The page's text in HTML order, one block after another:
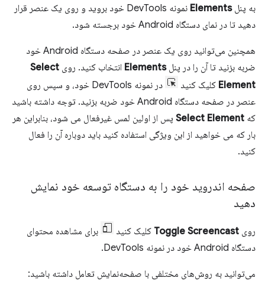
به پنلElements
نمونه DevTools خود بروید و روی یک عنصر قرار
دهید تا در نمای دستگاه Android خود برجسته شود.
همچنین می‌توانید روی یک عنصر در صفحه دستگاه Android خود
ضربه بزنید تا آن را در پنلElements انتخاب کنید. روی Select
Element کلیک کنید
در نمونه DevTools خود، و سپس روی
عنصر در صفحه دستگاه Android خود ضربه بزنید. توجه داشته باشید
که Select Element پس از اولین لمس غیرفعال می شود، بنابراین هر
بار که می خواهید از این ویژگی استفاده کنید باید دوباره آن را فعال
کنید.
صفحه اندروید خود را به دستگاه توسعه خود نمایش
دهید
روی Toggle Screencast کلیک کنید
برای مشاهده محتوای
دستگاه Android خود در نمونه DevTools.
می‌توانید به روش‌های مختلفی با صفحه‌نمایش تعامل داشته باشید: